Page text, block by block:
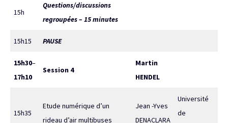
15h
Questions/discussions
regroupées – 15 minutes
15h15 PAUSE
15h30–
17h10
Session 4
Martin
HENDEL
15h35
Etude numérique d’un
rideau d’air multibuses
Jean -Yves
DENACLARA
Université
de